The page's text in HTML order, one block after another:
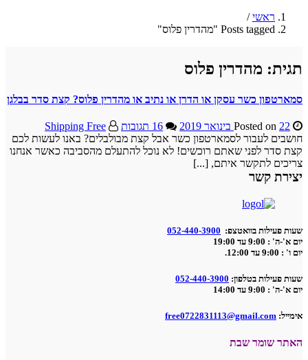
ראשי/
Posts tagged "מהדרין פלוס"
תגית: מהדרין פלוס
סמארטפון כשר עסקן או הדרן או נתיב או מהדרין פלוס? קצת סדר בבלגן
Posted on 22 בינואר 2019 16 תגובות
Shipping Free
חושבים לעבור לסמארטפון כשר אבל קצת מבולבלים? באנו לעשות לכם
קצת סדר לפני שאתם רוכשים! לא נוכל להתעלם מהסביבה כאשר אנחנו
צריכים לתקשר איתם, [...]
יצירת קשר
שעות פעילות בוואטצפ: 052-440-3900
יום א'-ה' : 9:00 עד 19:00
יום ו' : 9:00 עד 12:00.
שעות פעילות בטלפון: 052-440-3900
יום א'-ה' : 9:00 עד 14:00
אימייל: free0722831113@gmail.com
האתר שומר שבת